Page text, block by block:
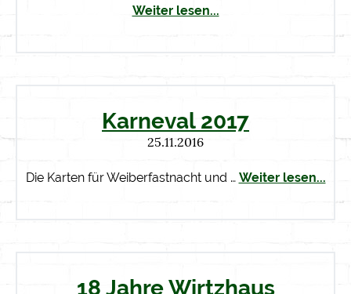
Weiter lesen...
Karneval 2017
25.11.2016
Die Karten für Weiberfastnacht und … Weiter lesen...
18 Jahre Wirtzhaus